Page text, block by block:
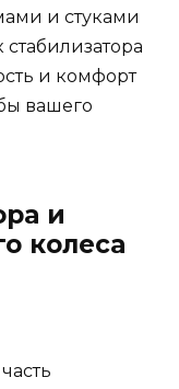
и стуками
и комфорт
вашего
и
колеса